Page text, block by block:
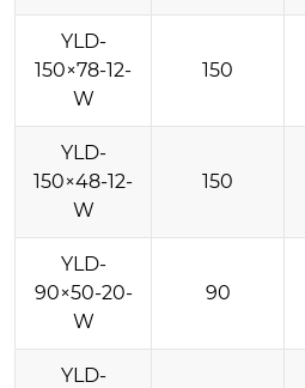
YLD-
150×78-12-
W
150
YLD-
150×48-12-
W
150
YLD-
90×50-20-
W
90
YLD-